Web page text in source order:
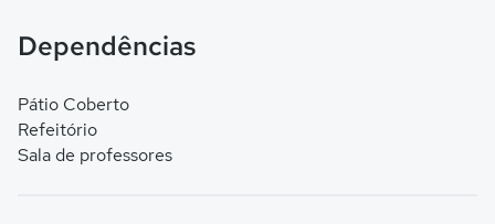
Dependências
Pátio Coberto
Refeitório
Sala de professores